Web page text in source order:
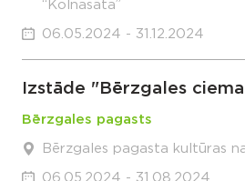
“Kolnasāta”
06.05.2024 - 31.12.2024
Izstāde "Bērzgales
Bērzgales pagasts
Bērzgales pagasta kultūras
06.05.2024 - 31.08.2024